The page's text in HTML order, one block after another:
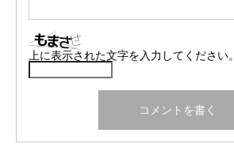
上に表示された文字を入力してください。